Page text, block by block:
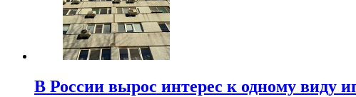
В России вырос интерес к одному виду